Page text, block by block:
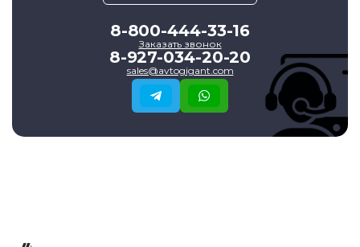
8-800-444-33-16
Заказать звонок
8-927-034-20-20
sales@avtogigant.com